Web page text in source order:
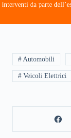
da parte
# Automobili
# Veicoli Elettrici